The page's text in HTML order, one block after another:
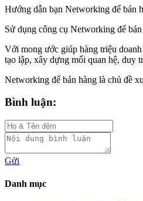
Hướng dẫn bạn Networking để bán
Sử dụng công cụ Networking để
Với mong ước giúp hàng triệu
tạo lập, xây dựng mối quan hệ, duy
Networking để bán hàng là chủ đề
Bình luận:
Gửi
Danh mục